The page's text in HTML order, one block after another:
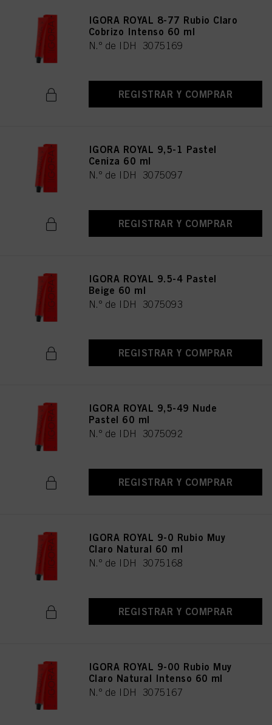
IGORA ROYAL 8-77 Rubio Claro
Cobrizo Intenso 60 ml
N.º de IDH 3075169
REGISTRAR Y COMPRAR
IGORA ROYAL 9,5-1 Pastel
Ceniza 60 ml
N.º de IDH 3075097
REGISTRAR Y COMPRAR
IGORA ROYAL 9.5-4 Pastel
Beige 60 ml
N.º de IDH 3075093
REGISTRAR Y COMPRAR
IGORA ROYAL 9,5-49 Nude
Pastel 60 ml
N.º de IDH 3075092
REGISTRAR Y COMPRAR
IGORA ROYAL 9-0 Rubio Muy
Claro Natural 60 ml
N.º de IDH 3075168
REGISTRAR Y COMPRAR
IGORA ROYAL 9-00 Rubio Muy
Claro Natural Intenso 60 ml
N.º de IDH 3075167